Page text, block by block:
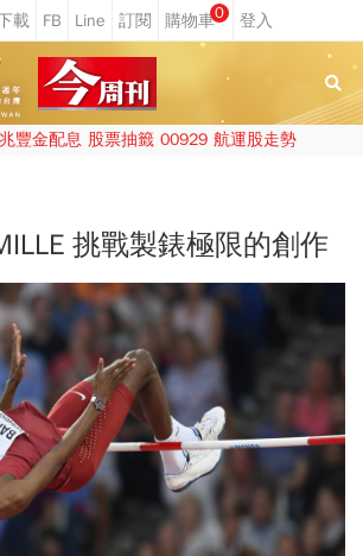
0
兆豐金配息 股票抽籤 00929 航運股走勢
挑戰製錶極限的創作